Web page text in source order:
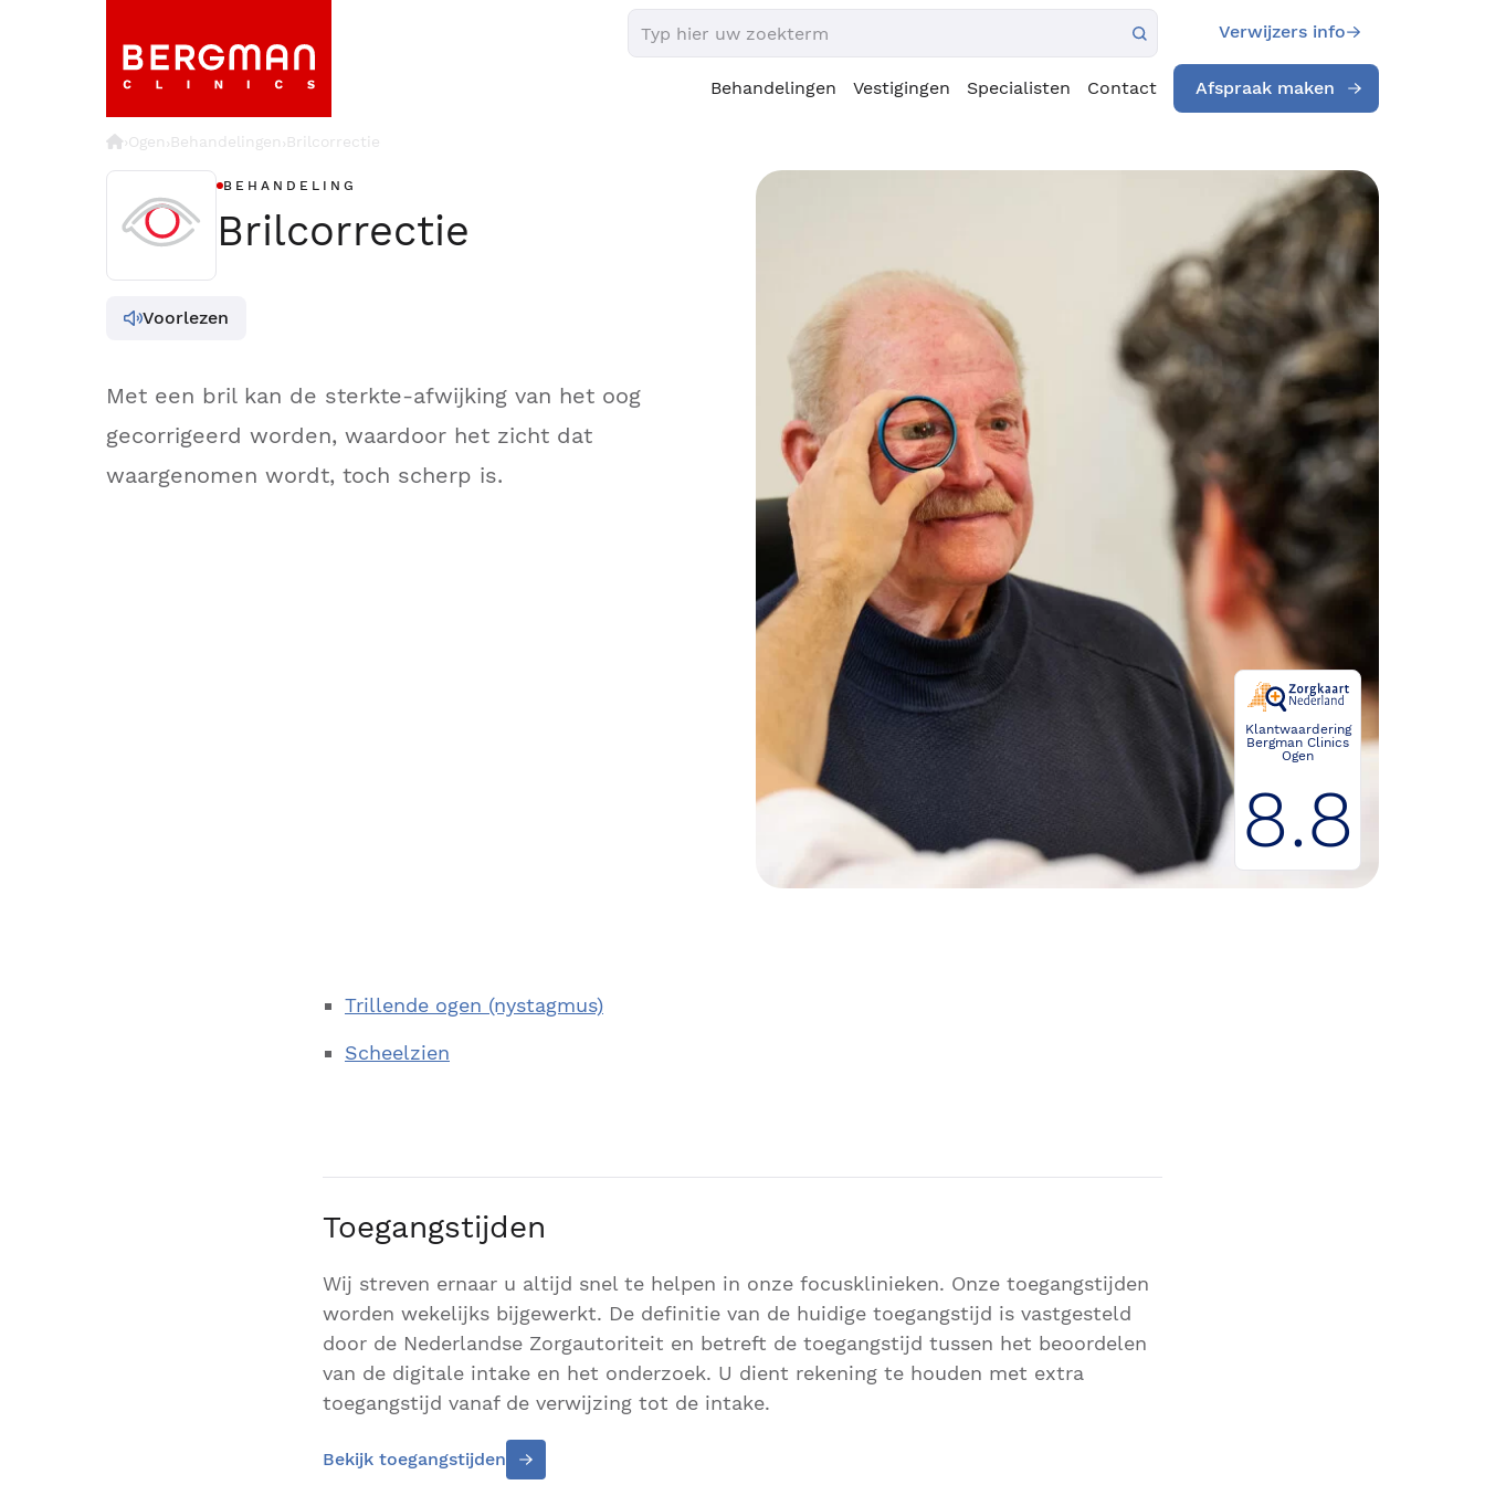
Verwijzers info
Behandelingen Vestigingen Specialisten Contact Afspraak maken
›Ogen›Behandelingen›Brilcorrectie
BEHANDELING
Brilcorrectie
Voorlezen
Met een bril kan de sterkte-afwijking van het oog
gecorrigeerd worden, waardoor het zicht dat
waargenomen wordt, toch scherp is.
Klantwaardering
Bergman Clinics
Ogen
8.8
Trillende ogen (nystagmus)
Scheelzien
Toegangstijden
Wij streven ernaar u altijd snel te helpen in onze focusklinieken. Onze toegangstijden
worden wekelijks bijgewerkt. De definitie van de huidige toegangstijd is vastgesteld
door de Nederlandse Zorgautoriteit en betreft de toegangstijd tussen het beoordelen
van de digitale intake en het onderzoek. U dient rekening te houden met extra
toegangstijd vanaf de verwijzing tot de intake.
Bekijk toegangstijden